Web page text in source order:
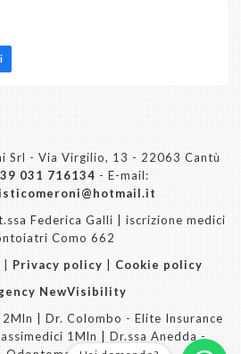
Srl - Via Virgilio, 13 - 22063 Cantù
031 716134- E-mail:
Federica Galli | iscrizione medici
Como 662
|Privacy policy|Cookie policy
NewVisibility
| Dr. Colombo - Elite Insurance
1Mln | Dr.ssa Anedda -